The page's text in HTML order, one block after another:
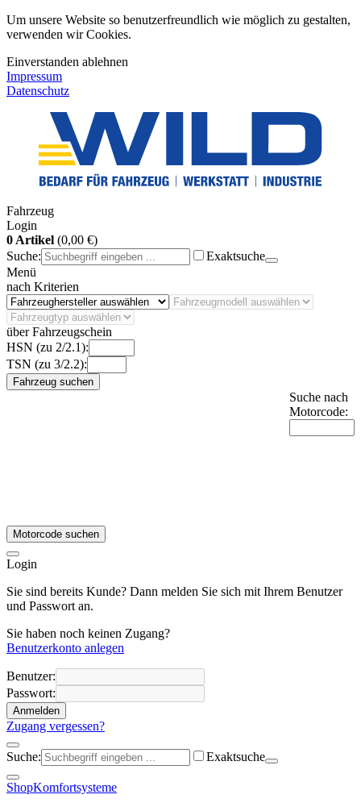
Um unsere Website so benutzerfreundlich wie möglich zu gestalten,
verwenden wir Cookies.
Einverstanden ablehnen
Impressum
Datenschutz
Fahrzeug
Login
0 Artikel (0,00 €)
Suche:
Exaktsuche
Menü
nach Kriterien
über Fahrzeugschein
HSN (zu 2/2.1):
TSN (zu 3/2.2):
Fahrzeug suchen
Suche nach
Motorcode:
Motorcode suchen
Login
Sie sind bereits Kunde? Dann melden Sie sich mit Ihrem Benutzer
und Passwort an.
Sie haben noch keinen Zugang?
Benutzerkonto anlegen
Benutzer:
Passwort:
Anmelden
Zugang vergessen?
Suche: Exaktsuche
ShopKomfortsysteme